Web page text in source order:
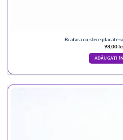
Bratara cu sfere placate
98,00lei
ADĂUGAȚI